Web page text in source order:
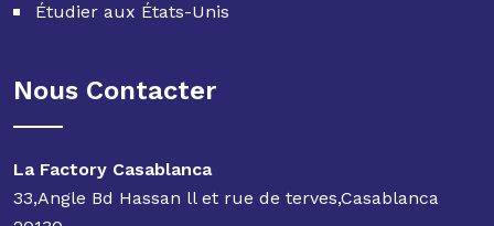
Étudier aux États-Unis
Nous Contacter
La Factory Casablanca
33,Angle Bd Hassan ll et rue de terves,Casablanca